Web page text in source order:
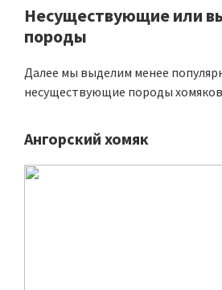
Несуществующие или
породы
Далее мы выделим менее
несуществующие породы
Ангорский хомяк